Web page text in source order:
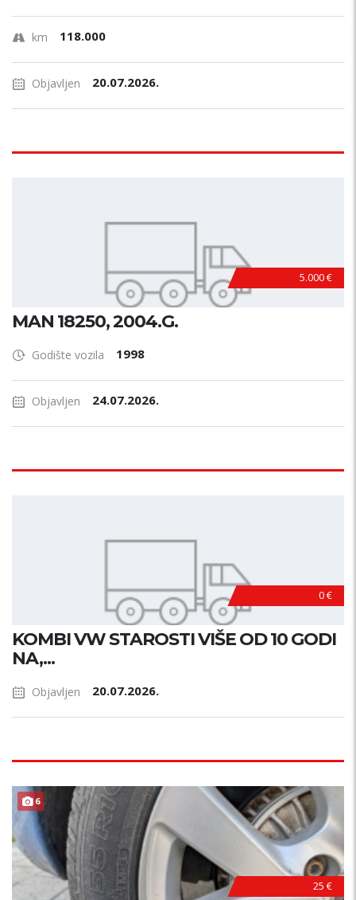
km 118.000
Objavljen 20.07.2026.
5.000 €
MAN 18250, 2004.G.
Godište vozila 1998
Objavljen 24.07.2026.
0 €
KOMBI VW STAROSTI VIŠE OD 10 GODI
NA,...
Objavljen 20.07.2026.
6 PRILIKA !
25 €